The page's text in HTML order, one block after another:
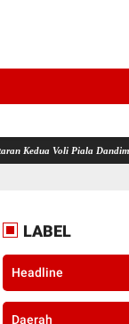
Dandim Cup 0111/Bireuen
LABEL
Headline
Daerah